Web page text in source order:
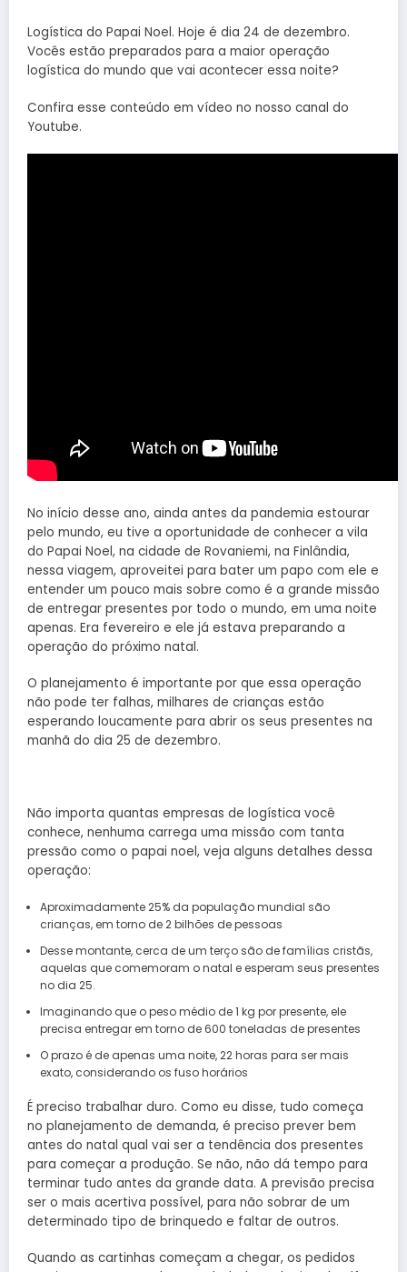
Logística do Papai Noel. Hoje é dia 24 de dezembro.
Vocês estão preparados para a maior operação
logística do mundo que vai acontecer essa noite?
Confira esse conteúdo em vídeo no nosso canal do
Youtube.
No início desse ano, ainda antes da pandemia estourar
pelo mundo, eu tive a oportunidade de conhecer a vila
do Papai Noel, na cidade de Rovaniemi, na Finlândia,
nessa viagem, aproveitei para bater um papo com ele e
entender um pouco mais sobre como é a grande missão
de entregar presentes por todo o mundo, em uma noite
apenas. Era fevereiro e ele já estava preparando a
operação do próximo natal.
O planejamento é importante por que essa operação
não pode ter falhas, milhares de crianças estão
esperando loucamente para abrir os seus presentes na
manhã do dia 25 de dezembro.
Não importa quantas empresas de logística você
conhece, nenhuma carrega uma missão com tanta
pressão como o papai noel, veja alguns detalhes dessa
operação:
Aproximadamente 25% da população mundial são
crianças, em torno de 2 bilhões de pessoas
Desse montante, cerca de um terço são de famílias cristãs,
aquelas que comemoram o natal e esperam seus presentes
no dia 25.
Imaginando que o peso médio de 1 kg por presente, ele
precisa entregar em torno de 600 toneladas de presentes
O prazo é de apenas uma noite, 22 horas para ser mais
exato, considerando os fuso horários
É preciso trabalhar duro. Como eu disse, tudo começa
no planejamento de demanda, é preciso prever bem
antes do natal qual vai ser a tendência dos presentes
para começar a produção. Se não, não dá tempo para
terminar tudo antes da grande data. A previsão precisa
ser o mais acertiva possível, para não sobrar de um
determinado tipo de brinquedo e faltar de outros.
Quando as cartinhas começam a chegar, os pedidos